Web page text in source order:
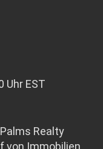
Uhr EST
Realty
von Immobilien